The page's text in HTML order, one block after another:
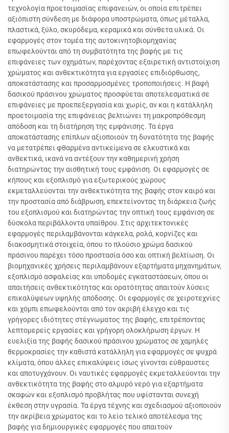
τεχνολογία προετοιμασίας επιφανειών, οι οποία επιτρέπει
αξιόπιστη σύνδεση με διάφορα υποστρώματα, όπως μέταλλα,
πλαστικά, ξύλο, σκυρόδεμα, κεραμικά και σύνθετα υλικά. Οι
εφαρμογές στον τομέα της αυτοκινητοβιομηχανίας
επωφελούνται από τη συμβατότητα της βαφής με τις
επιφάνειες των οχημάτων, παρέχοντας εξαιρετική αντιστοίχιση
χρώματος και ανθεκτικότητα για εργασίες επιδιόρθωσης,
αποκατάστασης και προσαρμοσμένες τροποποιήσεις. Η βαφή
δασικού πράσινου χρώματος προσφύεται αποτελεσματικά σε
επιφάνειες με προεπεξεργασία και χωρίς, αν και η κατάλληλη
προετοιμασία της επιφάνειας βελτιώνει τη μακροπρόθεσμη
απόδοση και τη διατήρηση της εμφάνισης. Τα έργα
αποκατάστασης επίπλων αξιοποιούν τη δυνατότητα της βαφής
να μετατρέπει φθαρμένα αντικείμενα σε ελκυστικά και
ανθεκτικά, ικανά να αντέξουν την καθημερινή χρήση
διατηρώντας την αισθητική τους εμφάνιση. Οι εφαρμογές σε
κήπους και εξοπλισμό για εξωτερικούς χώρους
εκμεταλλεύονται την ανθεκτικότητα της βαφής στον καιρό και
την προστασία από διάβρωση, επεκτείνοντας τη διάρκεια ζωής
του εξοπλισμού και διατηρώντας την οπτική τους εμφάνιση σε
δύσκολα περιβάλλοντα υπαίθρου. Στις αρχιτεκτονικές
εφαρμογές περιλαμβάνονται κάγκελα, ρολά, κορνίζες και
διακοσμητικά στοιχεία, όπου το πλούσιο χρώμα δασικού
πράσινου παρέχει τόσο προστασία όσο και οπτική βελτίωση. Οι
βιομηχανικές χρήσεις περιλαμβάνουν εξαρτήματα μηχανημάτων,
εξοπλισμό ασφαλείας και υποδομές εγκαταστάσεων, όπου οι
απαιτήσεις ανθεκτικότητας και ορατότητας απαιτούν λύσεις
επικαλύψεων υψηλής απόδοσης. Οι εφαρμογές σε χειροτεχνίες
και χόμπι επωφελούνται από τον ακριβή έλεγχο και τις
γρήγορες ιδιότητες στέγνωματος της βαφής, επιτρέποντας
λεπτομερείς εργασίες και γρήγορη ολοκλήρωση έργων. Η
ευελιξία της βαφής δασικού πράσινου χρώματος σε χαμηλές
θερμοκρασίες την καθιστά κατάλληλη για εφαρμογές σε ψυχρά
κλίματα, όπου άλλες επικαλύψεις ίσως γίνονται εύθραυστες
και αποτυγχάνουν. Οι ναυτικές εφαρμογές εκμεταλλεύονται την
ανθεκτικότητα της βαφής στο αλμυρό νερό για εξαρτήματα
σκαφών και εξοπλισμό προβλήτας που υφίστανται συνεχή
έκθεση στην υγρασία. Τα έργα τέχνης και σχεδιασμού αξιοποιούν
την ακρίβεια χρώματος και το λείο τελικό αποτέλεσμα της
βαφής για δημιουργικές εφαρμογές που απαιτούν